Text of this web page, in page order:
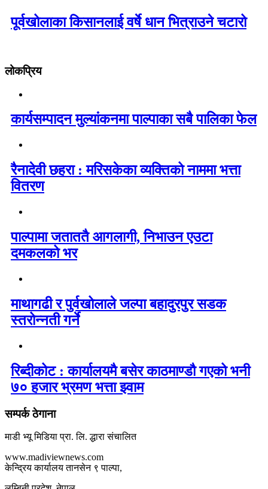
पूर्वखोलाका किसानलाई वर्षे धान भित्राउने चटारो
लोकप्रिय
कार्यसम्पादन मुल्यांकनमा पाल्पाका सबै पालिका फेल
रैनादेवी छहरा : मरिसकेका व्यक्तिको नाममा भत्ता
वितरण
पाल्पामा जताततै आगलागी, निभाउन एउटा
दमकलको भर
माथागढी र पुर्वखोलाले जल्पा बहादुरपुर सडक
स्तरोन्नती गर्ने
रिब्दीकोट : कार्यालयमै बसेर काठमाण्डौ गएको भनी
७० हजार भ्रमण भत्ता झ्वाम
सम्पर्क ठेगाना
माडी भ्यू मिडिया प्रा. लि. द्धारा संचालित
www.madiviewnews.com
केन्द्रिय कार्यालय तानसेन ९ पाल्पा,